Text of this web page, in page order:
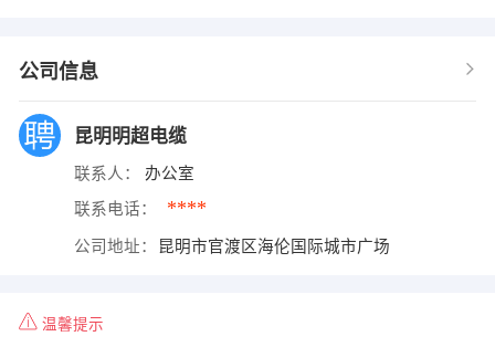
公司信息
昆明明超电缆
联系人： 办公室
联系电话： ****
公司地址： 昆明市官渡区海伦国际城市广场
温馨提示